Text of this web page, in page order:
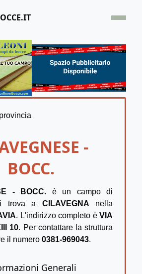
HOME
OFFERTA
UN CAMPO
-
BOCC.
- BOCC. è un campo di
trova a CILAVEGNA nella
. L'indirizzo completo è VIA
10. Per contattare la struttura
il numero 0381-969043.
Generali